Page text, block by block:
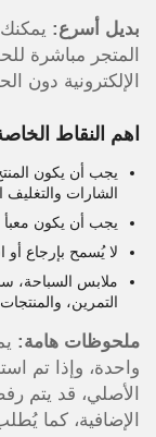
بديل أسرع:
المتجر مباشرة
الإلكترونية دون
اهم النقاط
يجب أن يكون
الشارات والتغليف
يجب أن يكون معبأ
لا يُسمح بإرجاع
ملابس السباحة،
التمرين،
ملحوظات هامة:
واحدة، وإذا تم
الأصلي، قد يتم
الإضافية، كما